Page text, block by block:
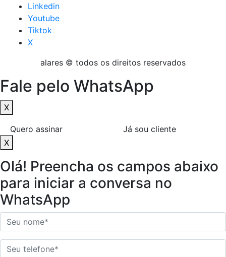
Linkedin
Youtube
Tiktok
X
alares © todos os direitos reservados
Fale pelo WhatsApp
X
Quero assinar
Já sou cliente
X
Olá! Preencha os campos abaixo
para iniciar a conversa no
WhatsApp